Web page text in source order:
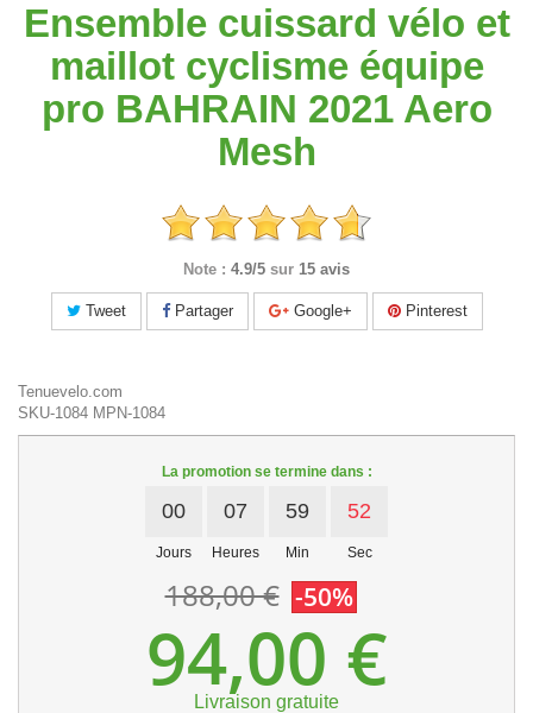
Ensemble cuissard vélo et
maillot cyclisme équipe
pro BAHRAIN 2021 Aero
Mesh
Note : 4.9/5 sur 15 avis
Tweet Partager Google+ Pinterest
Tenuevelo.com
SKU-1084 MPN-1084
La promotion se termine dans :
00
Jours
07
Heures
59
Min
52
Sec
188,00 € -50%
94,00 €
Livraison gratuite